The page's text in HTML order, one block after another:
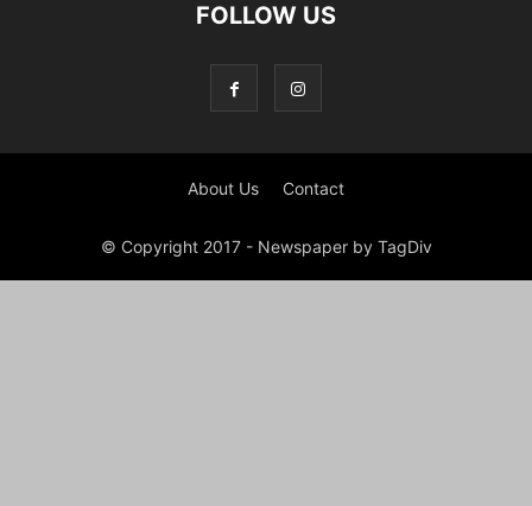
FOLLOW US
About Us Contact
© Copyright 2017 - Newspaper by TagDiv